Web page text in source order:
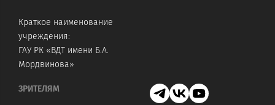
Краткое наименование
учреждения:
ГАУ РК «ВДТ имени Б.А.
Мордвинова»
ЗРИТЕЛЯМ